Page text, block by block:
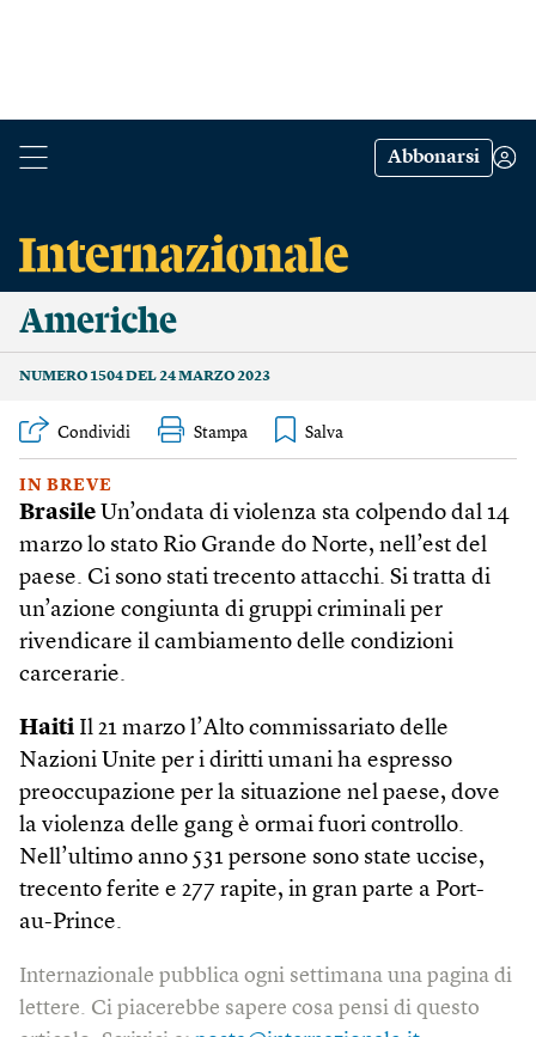
Abbonarsi
Americhe
NUMERO 1504 DEL 24 MARZO 2023
Condividi Stampa
IN BREVE
Brasile Un’ondata di violenza sta colpendo dal 14
marzo lo stato Rio Grande do Norte, nell’est del
paese. Ci sono stati trecento attacchi. Si tratta di
un’azione congiunta di gruppi criminali per
rivendicare il cambiamento delle condizioni
carcerarie.
Haiti Il 21 marzo l’Alto commissariato delle
Nazioni Unite per i diritti umani ha espresso
preoccupazione per la situazione nel paese, dove
la violenza delle gang è ormai fuori controllo.
Nell’ultimo anno 531 persone sono state uccise,
trecento ferite e 277 rapite, in gran parte a Port-
au-Prince.
Internazionale pubblica ogni settimana una pagina di
lettere. Ci piacerebbe sapere cosa pensi di questo